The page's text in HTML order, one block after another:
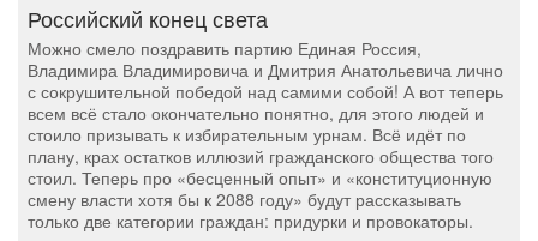
Российский конец света
Можно смело поздравить партию Единая Россия,
Владимира Владимировича и Дмитрия Анатольевича лично
с сокрушительной победой над самими собой! А вот теперь
всем всё стало окончательно понятно, для этого людей и
стоило призывать к избирательным урнам. Всё идёт по
плану, крах остатков иллюзий гражданского общества того
стоил. Теперь про «бесценный опыт» и «конституционную
смену власти хотя бы к 2088 году» будут рассказывать
только две категории граждан: придурки и провокаторы.